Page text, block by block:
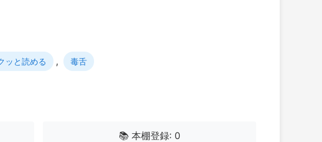
ッと読める , 毒舌
📚 本棚登録: 0